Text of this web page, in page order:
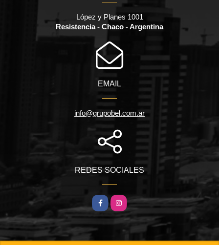
López y Planes 1001
Resistencia - Chaco - Argentina
EMAIL
info@grupobel.com.ar
REDES SOCIALES
FacebookInstagram